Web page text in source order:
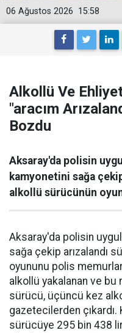
15:58
06 Ağustos 2026
Alkollü Ve
"aracım
Bozdu
Aksaray'da polisin
kamyonetini sağa
alkollü sürücünün
Aksaray'da polisin
sağa çekip arızalandı
oyununu polis
alkollü yakalanan ve
sürücü, üçüncü kez
gazetecilerden
sürücüye 295 bin 438